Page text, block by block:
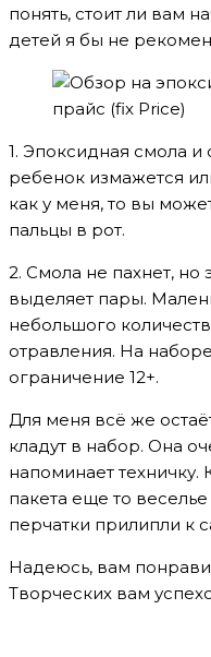
понять, стоит ли вам
детей я бы не
1. Эпоксидная смола и
ребенок измажется
как у меня, то вы
пальцы в рот.
2. Смола не пахнет, но
выделяет пары.
небольшого
отравления. На
ограничение 12+.
Для меня всё же
кладут в набор. Она
напоминает техничку.
пакета еще то
перчатки прилипли к
Надеюсь, вам
Творческих вам